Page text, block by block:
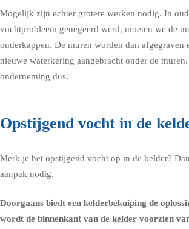
Mogelijk zijn echter grotere werken nodig. In
vochtprobleem genegeerd werd, moeten we de
onderkappen. De muren worden dan afgegraven
nieuwe waterkering aangebracht onder de muren.
onderneming dus.
Opstijgend vocht in de
Merk je het opstijgend vocht op in de kelder?
aanpak nodig.
Doorgaans biedt een kelderbekuiping de
wordt de binnenkant van de kelder voorzien